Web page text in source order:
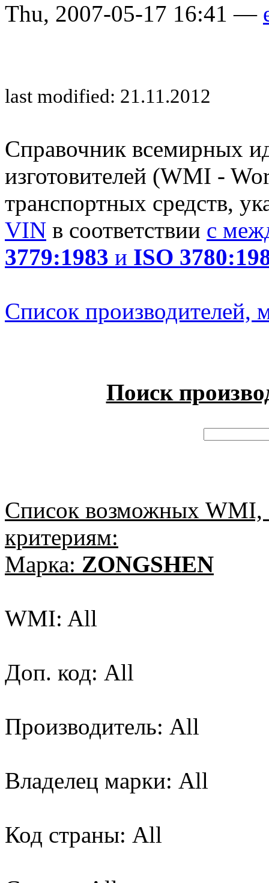
Thu, 2007-05-17 16:41 —
last modified: 21.11.2012
Справочник всемирных
изготовителей (WMI -
транспортных средств,
VIN в соответствии с
3779:1983 и ISO
Список производителей,
Поиск
Список возможных
критериям:
Марка: ZONGSHEN
WMI: All
Доп. код: All
Производитель: All
Владелец марки: All
Код страны: All